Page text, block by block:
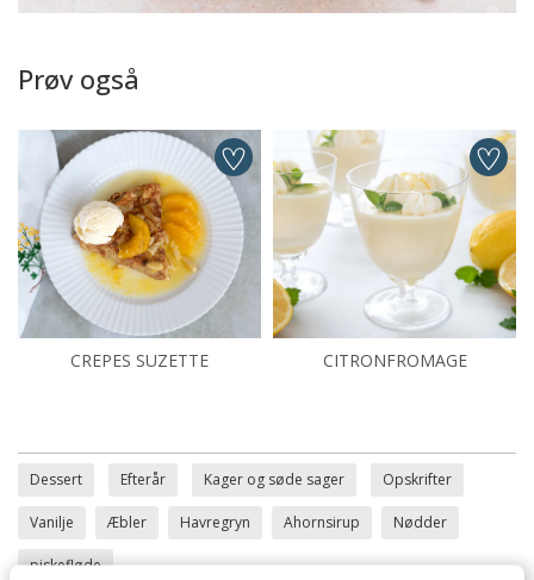
Prøv også
CREPES SUZETTE CITRONFROMAGE
Dessert Efterår Kager og søde sager Opskrifter
Vanilje Æbler Havregryn Ahornsirup Nødder
piskefløde